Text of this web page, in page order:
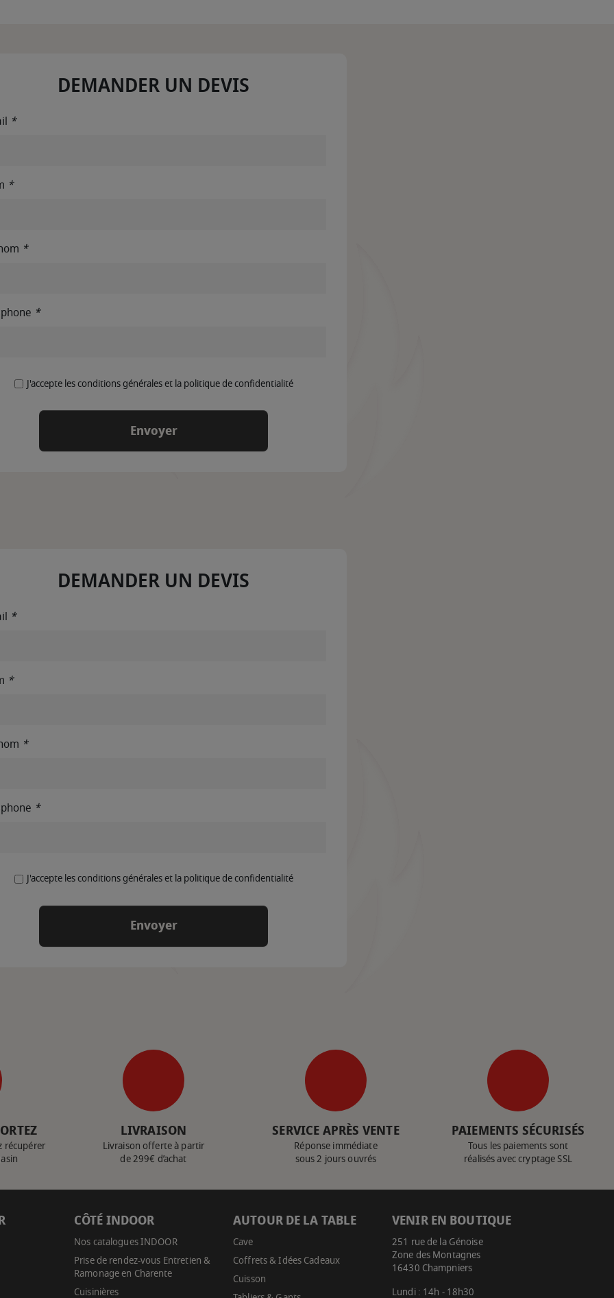
DEMANDER UN DEVIS
*
*
*
*
J'accepte les conditions générales et la politique de confidentialité
DEMANDER UN DEVIS
*
*
*
*
J'accepte les conditions générales et la politique de confidentialité
récupérer
LIVRAISON
Livraison offerte à partir
de 299€ d’achat
SERVICE APRÈS VENTE
Réponse immédiate
sous 2 jours ouvrés
PAIEMENTS SÉCURISÉS
Tous les paiements sont
réalisés avec cryptage SSL
CÔTÉ INDOOR
Nos catalogues INDOOR
Prise de rendez-vous Entretien &
Ramonage en Charente
Cuisinières
AUTOUR DE LA TABLE
Cave
Coffrets & Idées Cadeaux
Cuisson
VENIR EN BOUTIQUE
251 rue de la Génoise
Zone des Montagnes
16430 Champniers
Lundi : 14h - 18h30